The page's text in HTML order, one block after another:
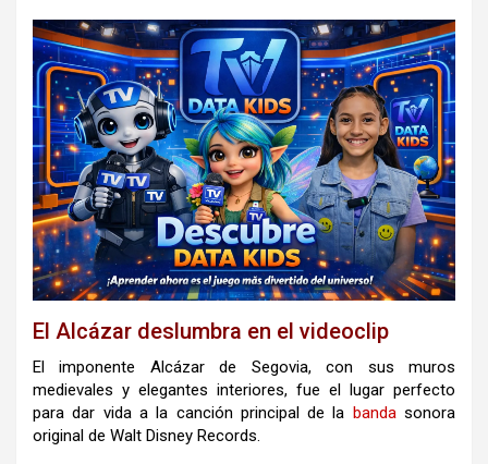
El Alcázar deslumbra en el videoclip
El imponente Alcázar de Segovia, con sus muros
medievales y elegantes interiores, fue el lugar perfecto
para dar vida a la canción principal de la bandasonora
original de Walt Disney Records.